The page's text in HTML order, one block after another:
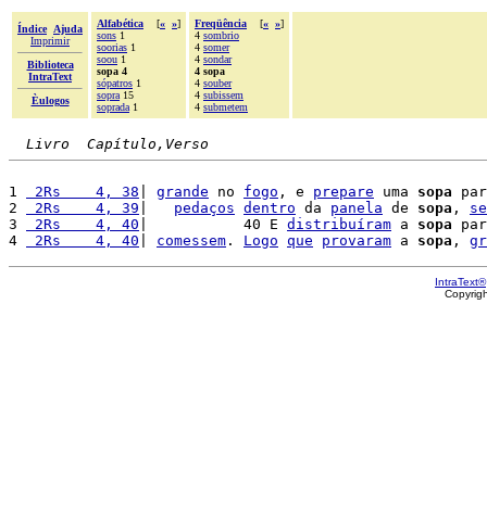
Índice
Ajuda
Imprimir
Biblioteca
IntraText
Èulogos
Alfabética [« »]
sons 1
soorias 1
soou 1
sopa 4
sópatros 1
sopra 15
soprada 1
Freqüência [« »]
4 sombrio
4 somer
4 sondar
4 sopa
4 souber
4 subissem
4 submetem
Livro  Capítulo,Verso
1 2Rs    4, 38 grande no fogo , e prepare uma sopa
2
2Rs    4, 39 pedaços dentro da panela de sopa ,
3
2Rs    4, 40 |           40 E distribuíram a sopa
4
2Rs    4, 40 comessem . Logo que provaram a sopa ,
IntraText®